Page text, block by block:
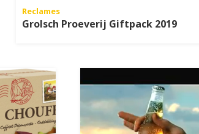
Reclames
Grolsch Proeverij Giftpack 2019